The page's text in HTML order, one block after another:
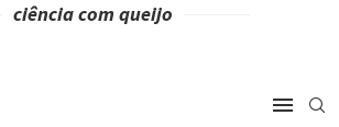
ciência com queijo